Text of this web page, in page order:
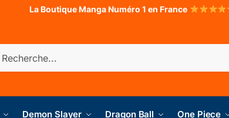
La Boutique Manga Numéro 1 en France
Demon Slayer Dragon Ball One Piece